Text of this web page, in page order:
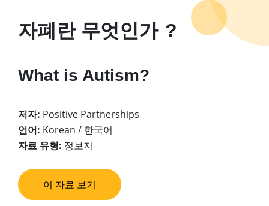
자폐란 무엇인가 ?
What is Autism?
저자: Positive Partnerships
언어: Korean / 한국어
자료 유형: 정보지
이 자료 보기